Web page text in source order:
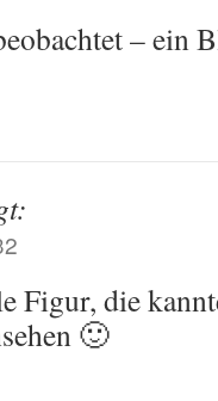
– ein
Figur, die
🙂